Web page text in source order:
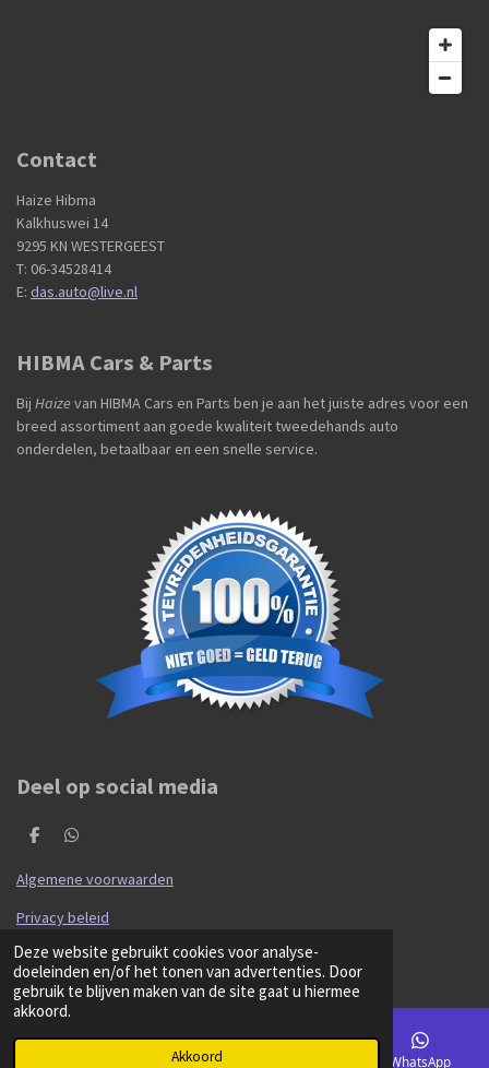
Deze website gebruikt cookies voor analyse-
doeleinden en/of het tonen van advertenties. Door
gebruik te blijven maken van de site gaat u hiermee
akkoord.
Akkoord
Contact
Haize Hibma
Kalkhuswei 14
9295 KN WESTERGEEST
T: 06-34528414
E: das.auto@live.nl
HIBMA Cars & Parts
Bij Haizevan HIBMA Cars en Parts ben je aan het juiste adres voor een
breed assortiment aan goede kwaliteit tweedehands auto
onderdelen, betaalbaar en een snelle service.
Deel op social media
D
l
e
D
l
e
Algemene voorwaarden
Privacy beleid
Powered by JouwWeb
Kaart WhatsApp